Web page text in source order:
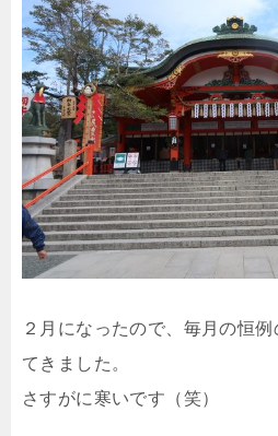
２月になったので、毎月の恒
てきました。
さすがに寒いです（笑）